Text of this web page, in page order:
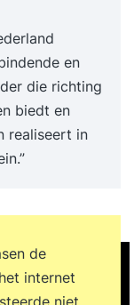
wil ik
Wat
Wat wil ik
worden?
gedrag
je tonen en
om zo
vloeit voort uit
blokkeer je
laat zien
en
die richting
biedt en
realiseert in
de
internet